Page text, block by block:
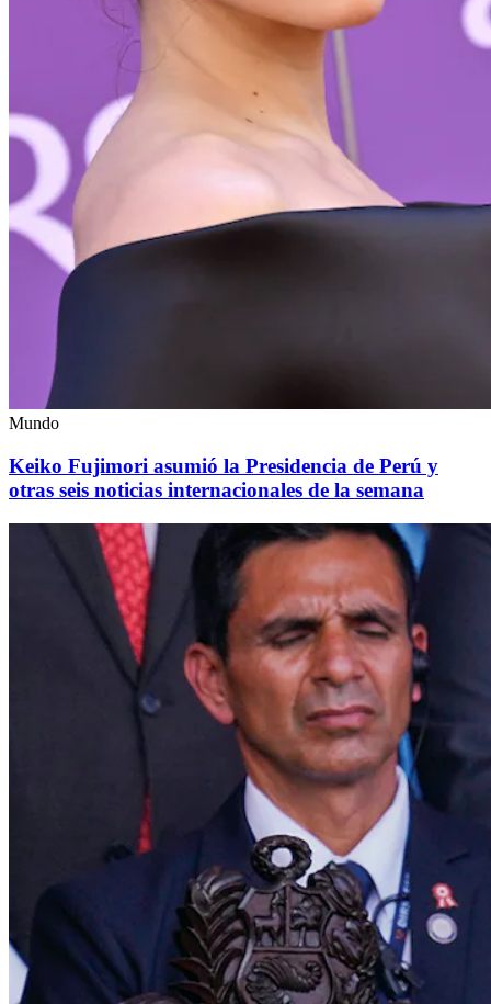
Mundo
Keiko Fujimori asumió la Presidencia de Perú y
otras seis noticias internacionales de la semana